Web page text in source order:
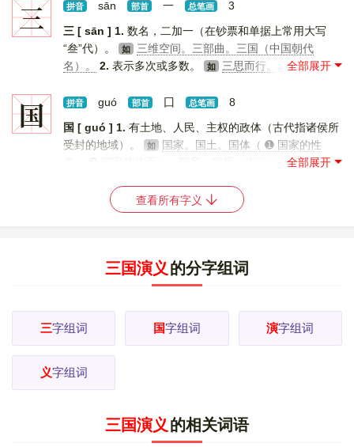
三 拼音 sān 部首 一 总笔画
3
三 [ sān ] 1. 数名，二加一（在钞票和单据上常用大写
“叁”代）。
如
三维空间。三部曲。三国（中国朝代
名）。
2. 表示多次或多数。 如
三思而行。三缄其口。
国 拼音 guó 部首 囗 总笔画
8
国 [ guó ] 1. 有土地、人民、主权的政体（古代指诸侯所
受封的地域）。
如
国家。国土。国体（ ➊ 国家的性
质； ➋ 国家的体面）。国号。国度（指国家）。国策。
➋ 喻对国家有特殊贡献的人）。国格。国魂。国是（国家
大计，如“共商国是”）。 2.特指中国的。
查看所有字义
三国演义 的分字组词
三字组词 国字组词 演字组词
义字组词
三国演义 的相关词语